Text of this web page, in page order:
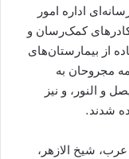
اداره امور
کمک‌رسان و
از بیمارستان‌های
مجروحان به
و النور، و نیز
شدند.
شیخ الازهر،